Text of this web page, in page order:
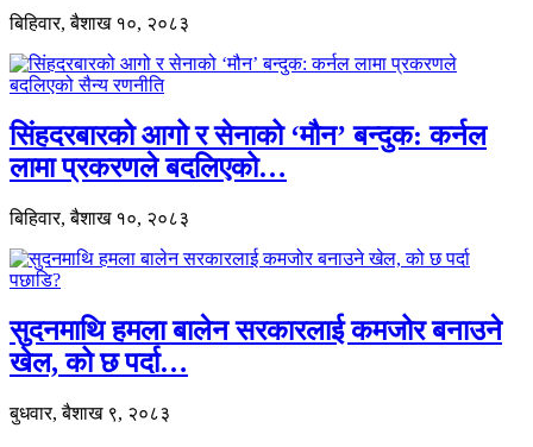
बिहिवार, बैशाख १०, २०८३
सिंहदरबारको आगो र सेनाको ‘मौन’ बन्दुक: कर्नल
लामा प्रकरणले बदलिएको…
बिहिवार, बैशाख १०, २०८३
सुदनमाथि हमला बालेन सरकारलाई कमजोर बनाउने
खेल, को छ पर्दा…
बुधवार, बैशाख ९, २०८३